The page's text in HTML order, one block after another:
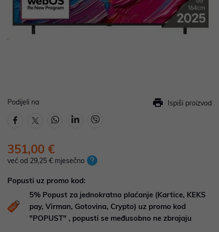
Podijeli na Ispiši proizvod
351,00 €
već od 29,25 € mjesečno
Popusti uz promo kod:
5% Popust za jednokratno plaćanje (Kartice, KEKS
pay, Virman, Gotovina, Crypto) uz promo kod
"POPUST" , popusti se međusobno ne zbrajaju